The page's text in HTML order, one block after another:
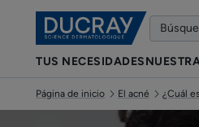
TUS NECESIDADES
Página de inicio El acné ¿Cuál